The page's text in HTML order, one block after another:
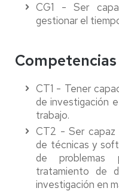
CG1 - Ser
gestionar el
CT1 - Tener
de investigación
trabajo.
CT2 - Ser capaz
de técnicas y
de problemas
tratamiento de
investigación en